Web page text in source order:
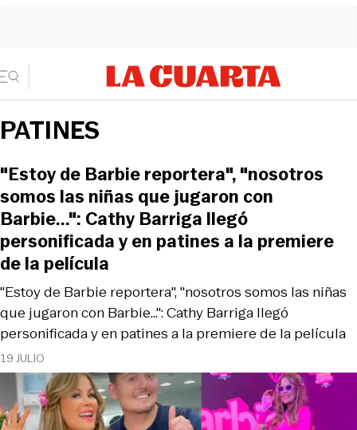
PATINES
19 JULIO
"Estoy de Barbie reportera", "nosotros somos las niñas
que jugaron con Barbie...": Cathy Barriga llegó
personificada y en patines a la premiere de la película
"Estoy de Barbie reportera", "nosotros
somos las niñas que jugaron con
Barbie...": Cathy Barriga llegó
personificada y en patines a la premiere
de la película